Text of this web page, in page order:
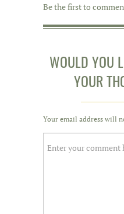
Be the first to
WOULD YOU
YOUR
Your email address will